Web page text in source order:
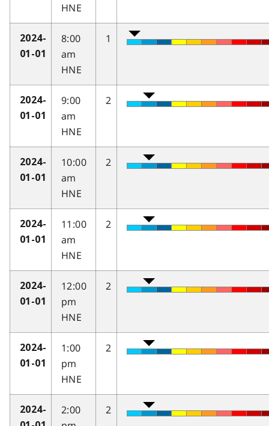
HNE
2024-
01-01
8:00
am
HNE
1
2024-
01-01
9:00
am
HNE
2
2024-
01-01
10:00
am
HNE
2
2024-
01-01
11:00
am
HNE
2
2024-
01-01
12:00
pm
HNE
2
2024-
01-01
1:00
pm
HNE
2
2024-
2:00
2